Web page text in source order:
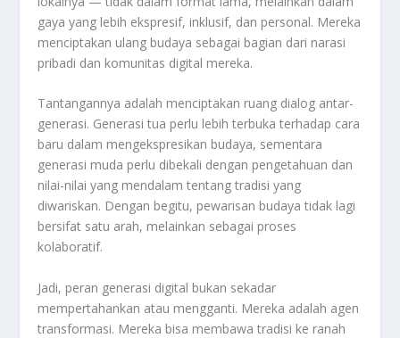
gaya yang lebih ekspresif, inklusif, dan personal. Mereka
menciptakan ulang budaya sebagai bagian dari narasi
pribadi dan komunitas digital mereka.
Tantangannya adalah menciptakan ruang dialog antar-
generasi. Generasi tua perlu lebih terbuka terhadap cara
baru dalam mengekspresikan budaya, sementara
generasi muda perlu dibekali dengan pengetahuan dan
nilai-nilai yang mendalam tentang tradisi yang
diwariskan. Dengan begitu, pewarisan budaya tidak lagi
bersifat satu arah, melainkan sebagai proses
kolaboratif.
Jadi, peran generasi digital bukan sekadar
mempertahankan atau mengganti. Mereka adalah agen
transformasi. Mereka bisa membawa tradisi ke ranah